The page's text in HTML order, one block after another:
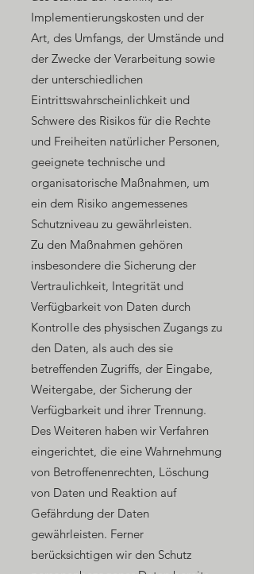
Implementierungskosten und der
Art, des Umfangs, der Umstände und
der Zwecke der Verarbeitung sowie
der unterschiedlichen
Eintrittswahrscheinlichkeit und
Schwere des Risikos für die Rechte
und Freiheiten natürlicher Personen,
geeignete technische und
organisatorische Maßnahmen, um
ein dem Risiko angemessenes
Schutzniveau zu gewährleisten.
Zu den Maßnahmen gehören
insbesondere die Sicherung der
Vertraulichkeit, Integrität und
Verfügbarkeit von Daten durch
Kontrolle des physischen Zugangs zu
den Daten, als auch des sie
betreffenden Zugriffs, der Eingabe,
Weitergabe, der Sicherung der
Verfügbarkeit und ihrer Trennung.
Des Weiteren haben wir Verfahren
eingerichtet, die eine Wahrnehmung
von Betroffenenrechten, Löschung
von Daten und Reaktion auf
Gefährdung der Daten
gewährleisten. Ferner
berücksichtigen wir den Schutz